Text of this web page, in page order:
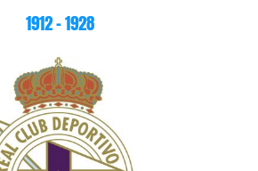
1912 – 1928